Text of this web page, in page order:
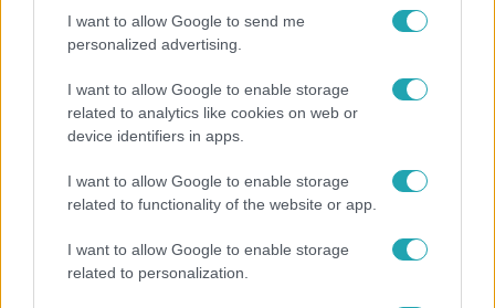
I want to allow Google to send me
personalized advertising.
I want to allow Google to enable storage
related to analytics like cookies on web or
device identifiers in apps.
I want to allow Google to enable storage
related to functionality of the website or app.
I want to allow Google to enable storage
related to personalization.
rejtélyes nyomok. Ha igazuk van, talán már el is
hangozott az álarcosok valódi kiléte.